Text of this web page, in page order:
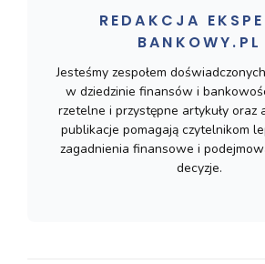
REDAKCJA
BANKOWY.PL
Jesteśmy zespołem
w dziedzinie finansów i
rzetelne i przystępne artykuły oraz
publikacje pomagają czytelnikom
zagadnienia finansowe i
decyzje.